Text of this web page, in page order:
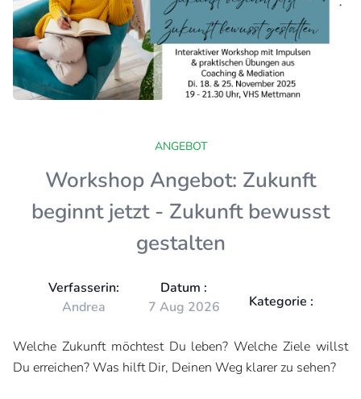
ANGEBOT
Workshop Angebot: Zukunft
beginnt jetzt - Zukunft bewusst
gestalten
Verfasserin:
Andrea
Datum :
7 Aug 2026
Kategorie :
Welche Zukunft möchtest Du leben? Welche Ziele willst
Du erreichen? Was hilft Dir, Deinen Weg klarer zu sehen?